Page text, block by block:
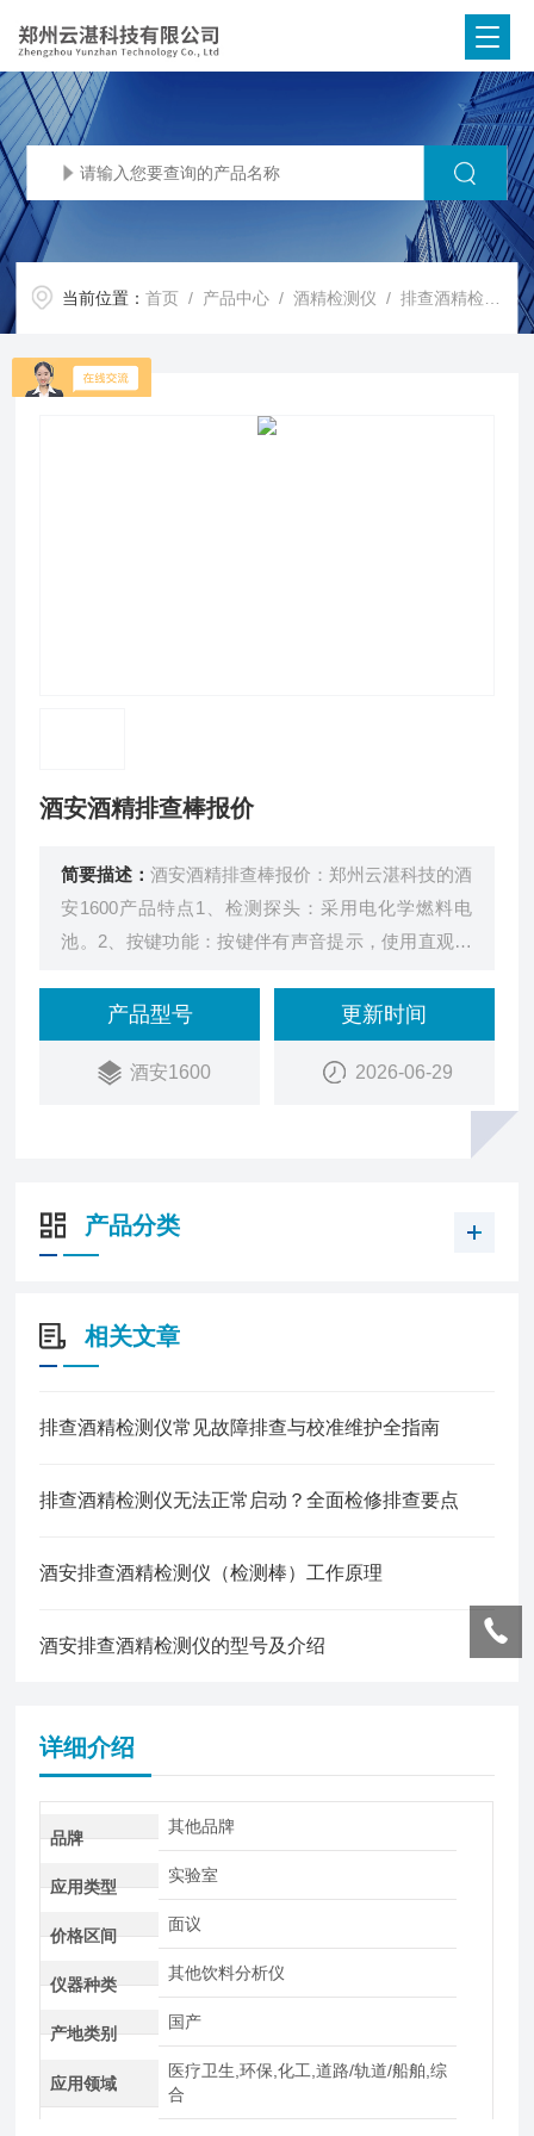
当前位置：首页 / 产品中心 /酒精检测仪 /排查酒精检测仪 /
酒安酒精排查棒报价
简要描述：酒安酒精排查棒报价：郑州云湛科技的酒
安1600产品特点1、检测探头：采用电化学燃料电
池。2、按键功能：按键伴有声音提示，使用直观。
切换功能：不同环境光照强度下屏幕底色自动切换，
确保各种光照环境使用。
产品型号
酒安1600
更新时间
2026-06-29
产品分类
相关文章
排查酒精检测仪常见故障排查与校准维护全指南
排查酒精检测仪无法正常启动？全面检修排查要点
酒安排查酒精检测仪（检测棒）工作原理
酒安排查酒精检测仪的型号及介绍
详细介绍
品牌
其他品牌
应用类型
实验室
价格区间
面议
仪器种类
其他饮料分析仪
产地类别
国产
应用领域
医疗卫生,环保,化工,道路/轨道/船舶,综
合